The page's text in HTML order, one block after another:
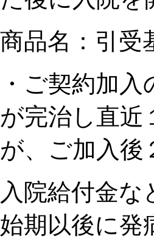
商品名：引受
・ご契約加
が完治し直近
が、ご加入後
入院給付金
始期以後に発